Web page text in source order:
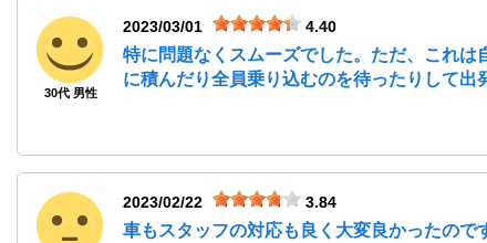
30代 男性
2023/03/01 4.40
特に問題なくスムーズでした。ただ、これ
に積んだり全員乗り込むのを待ったりして
2023/02/22 3.84
車もスタッフの対応も良く大変良かったので